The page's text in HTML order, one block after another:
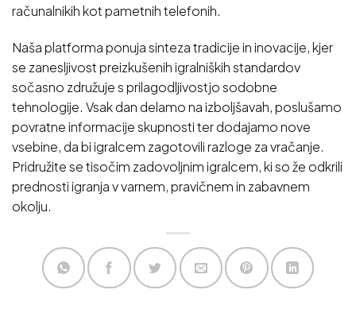
računalnikih kot pametnih telefonih.
Naša platforma ponuja sinteza tradicije in inovacije, kjer
se zanesljivost preizkušenih igralniških standardov
sočasno združuje s prilagodljivostjo sodobne
tehnologije. Vsak dan delamo na izboljšavah, poslušamo
povratne informacije skupnosti ter dodajamo nove
vsebine, da bi igralcem zagotovili razloge za vračanje.
Pridružite se tisočim zadovoljnim igralcem, ki so že odkrili
prednosti igranja v varnem, pravičnem in zabavnem
okolju.